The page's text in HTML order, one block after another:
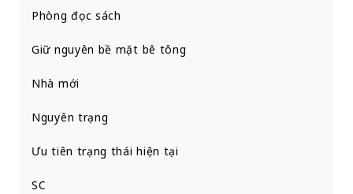
Phòng đọc sách
Giữ nguyên bề mặt bê tông
Nhà mới
Nguyên trạng
Ưu tiên trạng thái hiện tại
SC